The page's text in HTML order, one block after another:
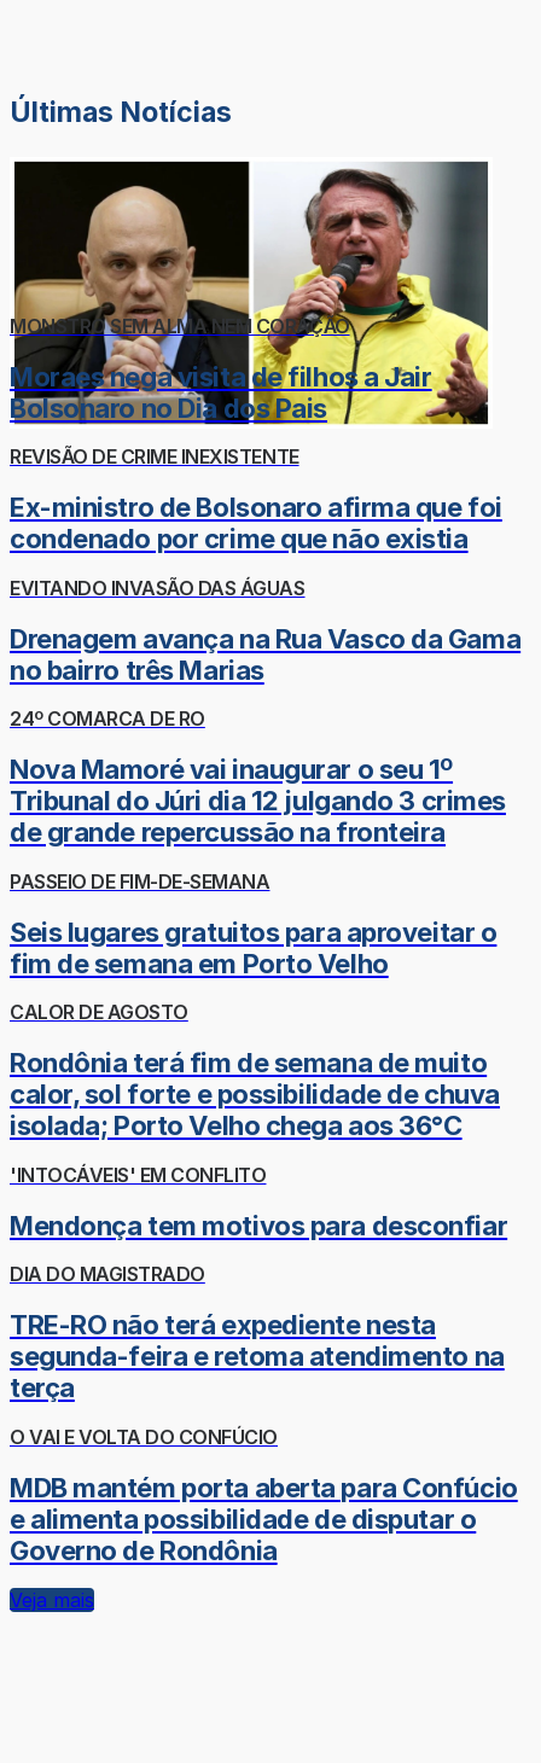
Últimas Notícias
MONSTRO SEM ALMA NEM CORAÇÃO
Moraes nega visita de filhos a Jair
Bolsonaro no Dia dos Pais
REVISÃO DE CRIME INEXISTENTE
Ex-ministro de Bolsonaro afirma que foi
condenado por crime que não existia
EVITANDO INVASÃO DAS ÁGUAS
Drenagem avança na Rua Vasco da Gama
no bairro três Marias
24º COMARCA DE RO
Nova Mamoré vai inaugurar o seu 1º
Tribunal do Júri dia 12 julgando 3 crimes
de grande repercussão na fronteira
PASSEIO DE FIM-DE-SEMANA
Seis lugares gratuitos para aproveitar o
fim de semana em Porto Velho
CALOR DE AGOSTO
Rondônia terá fim de semana de muito
calor, sol forte e possibilidade de chuva
isolada; Porto Velho chega aos 36°C
'INTOCÁVEIS' EM CONFLITO
Mendonça tem motivos para desconfiar
DIA DO MAGISTRADO
TRE-RO não terá expediente nesta
segunda-feira e retoma atendimento na
terça
O VAI E VOLTA DO CONFÚCIO
MDB mantém porta aberta para Confúcio
e alimenta possibilidade de disputar o
Governo de Rondônia
Veja mais